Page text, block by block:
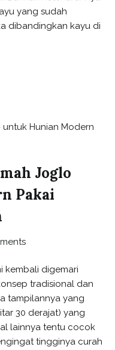
yang sudah
dibandingkan kayu di
Joglo
Pakai
kembali digemari
tradisional dan
tampilannya yang
30 derajat) yang
lainnya tentu cocok
tingginya curah